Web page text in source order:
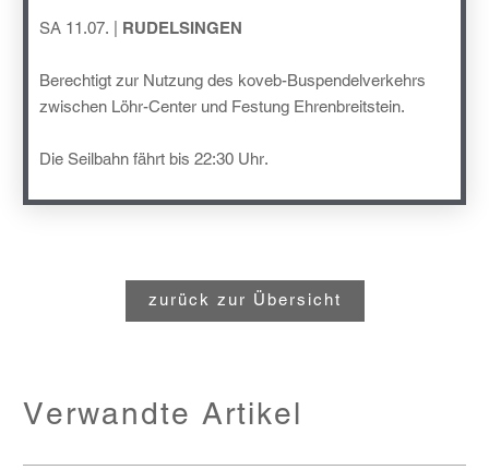
SA 11.07. | RUDELSINGEN
Berechtigt zur Nutzung des koveb-Buspendelverkehrs
zwischen Löhr-Center und Festung Ehrenbreitstein.
Die Seilbahn fährt bis 22:30 Uhr.
zurück zur Übersicht
Verwandte Artikel